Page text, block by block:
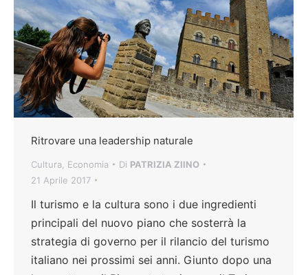
Ritrovare una leadership naturale
Cultura Economia Di PATRIZIA ZIINO
21 Aprile 2017
Il turismo e la cultura sono i due ingredienti
principali del nuovo piano che sosterrà la
strategia di governo per il rilancio del turismo
italiano nei prossimi sei anni. Giunto dopo una